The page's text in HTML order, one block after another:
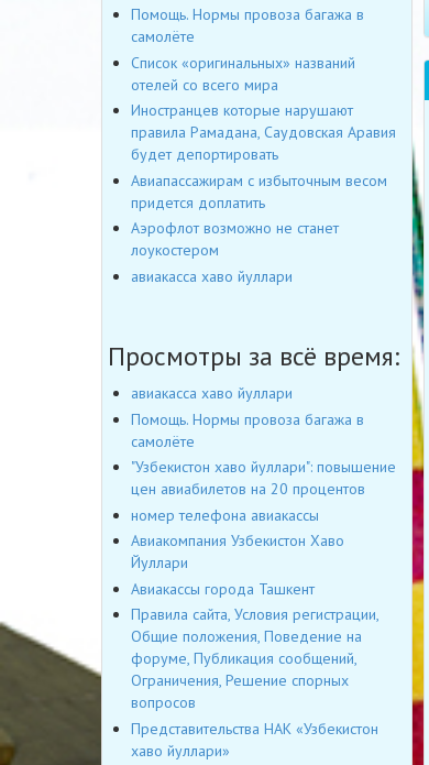
Помощь. Нормы провоза багажа в
самолёте
Список «оригинальных» названий
отелей со всего мира
Иностранцев которые нарушают
правила Рамадана, Саудовская Аравия
будет депортировать
Авиапассажирам с избыточным весом
придется доплатить
Аэрофлот возможно не станет
лоукостером
авиакасса хаво йуллари
Просмотры за всё время:
авиакасса хаво йуллари
Помощь. Нормы провоза багажа в
самолёте
"Узбекистон хаво йуллари": повышение
цен авиабилетов на 20 процентов
номер телефона авиакассы
Авиакомпания Узбекистон Хаво
Йуллари
Авиакассы города Ташкент
Правила сайта, Условия регистрации,
Общие положения, Поведение на
форуме, Публикация сообщений,
Ограничения, Решение спорных
вопросов
Представительства НАК «Узбекистон
хаво йуллари»